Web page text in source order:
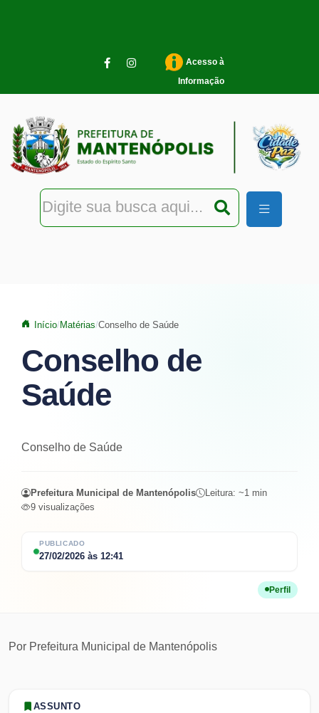
Acesso à
Informação
Início Matérias Conselho de Saúde
Conselho de
Saúde
PUBLICADO
27/02/2026 às 12:41
Perfil
Conselho de Saúde
Prefeitura Municipal de Mantenópolis Leitura: ~1 min
9 visualizações
Por Prefeitura Municipal de Mantenópolis
ASSUNTO